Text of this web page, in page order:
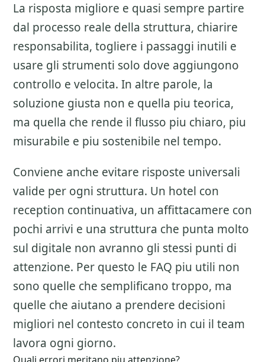
La risposta migliore e quasi sempre partire
dal processo reale della struttura, chiarire
responsabilita, togliere i passaggi inutili e
usare gli strumenti solo dove aggiungono
controllo e velocita. In altre parole, la
soluzione giusta non e quella piu teorica,
ma quella che rende il flusso piu chiaro, piu
misurabile e piu sostenibile nel tempo.
Conviene anche evitare risposte universali
valide per ogni struttura. Un hotel con
reception continuativa, un affittacamere con
pochi arrivi e una struttura che punta molto
sul digitale non avranno gli stessi punti di
attenzione. Per questo le FAQ piu utili non
sono quelle che semplificano troppo, ma
quelle che aiutano a prendere decisioni
migliori nel contesto concreto in cui il team
lavora ogni giorno.